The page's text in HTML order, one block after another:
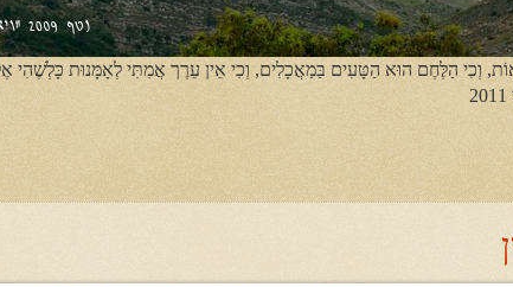
וְכִי הַלֶּחֶם הוּא הַטָּעִים בַּמַאֲכָלִים, וְכִי אֵין עֵרֶך אֲמִתִּי לְאָמָּנוּת כָּלְשֶׁהִי